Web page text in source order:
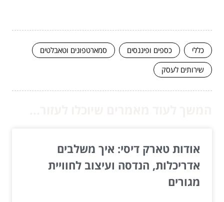
כללי כספים ופיננסים
סמארטפונים וטאבלטים
שירותים לעסק
אודות טארק דיסי: איך משלבים
אדריכלות, הנדסה ועיצוב לחוויית
מגורים